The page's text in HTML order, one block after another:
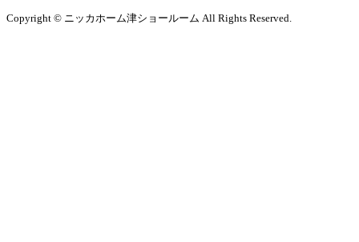
Copyright © ニッカホーム津ショールーム All Rights Reserved.